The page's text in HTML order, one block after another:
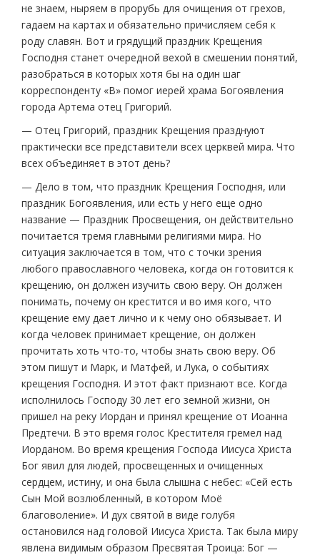
не знаем, ныряем в прорубь для очищения от грехов,
гадаем на картах и обязательно причисляем себя к
роду славян. Вот и грядущий праздник Крещения
Господня станет очередной вехой в смешении понятий,
разобраться в которых хотя бы на один шаг
корреспонденту «В» помог иерей храма Богоявления
города Артема отец Григорий.
— Отец Григорий, праздник Крещения празднуют
практически все представители всех церквей мира. Что
всех объединяет в этот день?
— Дело в том, что праздник Крещения Господня, или
праздник Богоявления, или есть у него еще одно
название — Праздник Просвещения, он действительно
почитается тремя главными религиями мира. Но
ситуация заключается в том, что с точки зрения
любого православного человека, когда он готовится к
крещению, он должен изучить свою веру. Он должен
понимать, почему он крестится и во имя кого, что
крещение ему дает лично и к чему оно обязывает. И
когда человек принимает крещение, он должен
прочитать хоть что-то, чтобы знать свою веру. Об
этом пишут и Марк, и Матфей, и Лука, о событиях
крещения Господня. И этот факт признают все. Когда
исполнилось Господу 30 лет его земной жизни, он
пришел на реку Иордан и принял крещение от Иоанна
Предтечи. В это время голос Крестителя гремел над
Иорданом. Во время крещения Господа Иисуса Христа
Бог явил для людей, просвещенных и очищенных
сердцем, истину, и она была слышна с небес: «Сей есть
Сын Мой возлюбленный, в котором Моё
благоволение». И дух святой в виде голубя
остановился над головой Иисуса Христа. Так была миру
явлена видимым образом Пресвятая Троица: Бог —